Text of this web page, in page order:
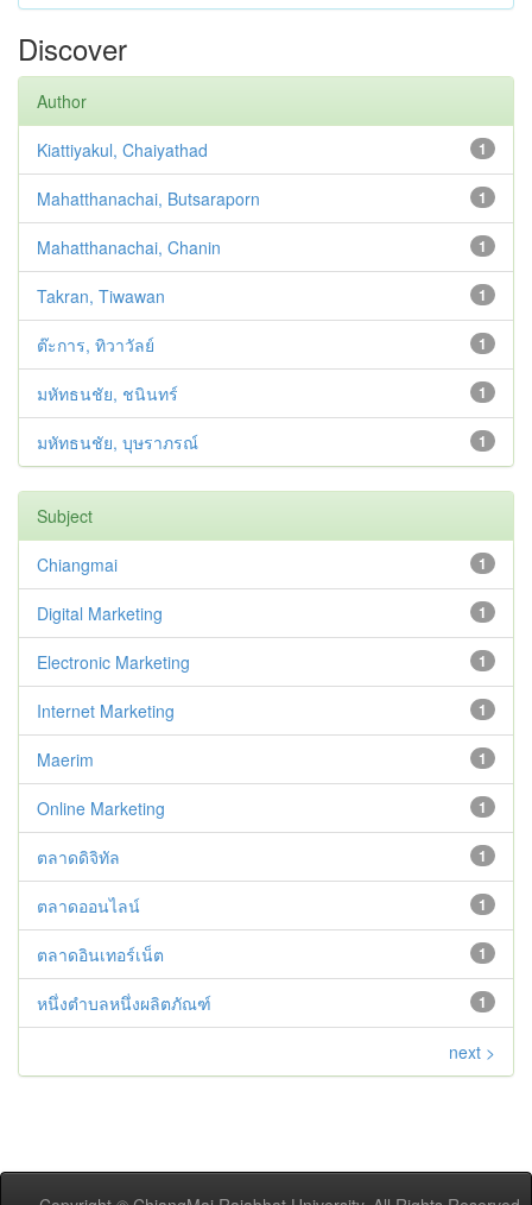
Discover
Author
1
Kiattiyakul, Chaiyathad
1
Mahatthanachai, Butsaraporn
1
Mahatthanachai, Chanin
1
Takran, Tiwawan
1
ต๊ะการ, ทิวาวัลย์
1
มหัทธนชัย, ชนินทร์
1
มหัทธนชัย, บุษราภรณ์
Subject
1
Chiangmai
1
Digital Marketing
1
Electronic Marketing
1
Internet Marketing
1
Maerim
1
Online Marketing
1
ตลาดดิจิทัล
1
ตลาดออนไลน์
1
ตลาดอินเทอร์เน็ต
1
หนึ่งตำบลหนึ่งผลิตภัณฑ์
next >